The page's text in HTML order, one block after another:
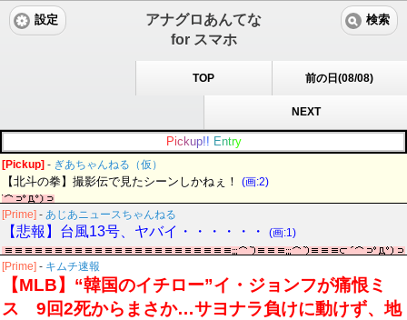
アナグロあんてな
for スマホ
設定 検索
TOP 前の日(08/08)
NEXT
Pic kup!! Entry
[Pickup] - ぎあちゃんねる（仮）
【北斗の拳】撮影伝で見たシーンしかねぇ！ (画:2)
[Prime] - あじあニュースちゃんねる
【悲報】台風13号、ヤバイ・・・・・・ (画:1)
[Prime] - キムチ速報
【MLB】“韓国のイチロー”イ・ジョンフが痛恨ミ
ス 9回2死からまさか…サヨナラ負けに動けず、地